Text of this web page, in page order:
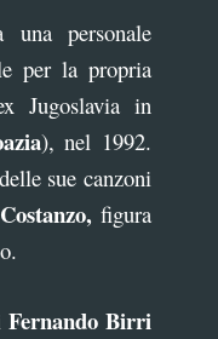
una personale
per la propria
Jugoslavia in
), nel 1992.
sue canzoni
figura
Fernando Birri